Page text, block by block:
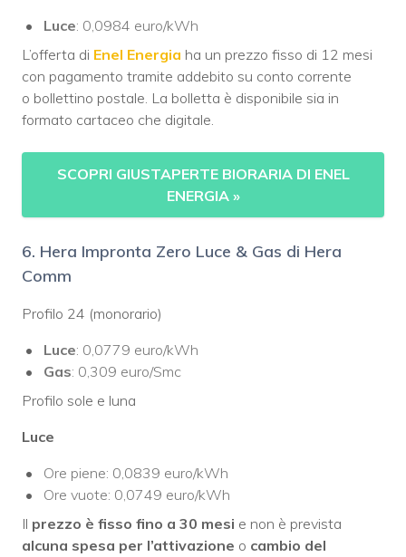
Luce: 0,0984 euro/kWh
L’offerta di Enel Energia ha un prezzo fisso di 12 mesi
con pagamento tramite addebito su conto corrente
o bollettino postale. La bolletta è disponibile sia in
formato cartaceo che digitale.
SCOPRI GIUSTAPERTE BIORARIA DI ENEL
ENERGIA »
6. Hera Impronta Zero Luce & Gas di Hera
Comm
Profilo 24 (monorario)
Luce: 0,0779 euro/kWh
Gas: 0,309 euro/Smc
Profilo sole e luna
Luce
Ore piene: 0,0839 euro/kWh
Ore vuote: 0,0749 euro/kWh
Il prezzo è fisso fino a 30 mesi e non è prevista
alcuna spesa per l’attivazione o cambio del